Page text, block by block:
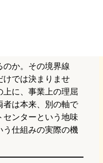
のか。その境界線
けでは決まりませ
上に、事業上の理屈
者は本来、別の軸で
センターという地味
う仕組みの実際の機